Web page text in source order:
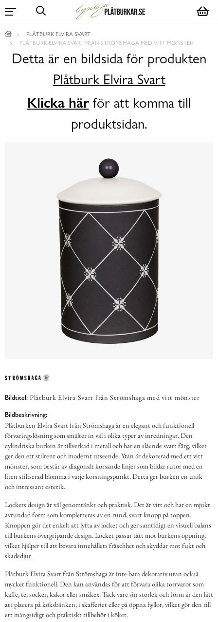
PLÅTBURK ELVIRA SVART
PLÅTBURK ELVIRA SVART FRÅN STRÖMSHAGA MED VITT MÖNSTER
Detta är en bildsida för produkten
Plåtburk Elvira Svart
Klicka härför att komma till
produktsidan.
Bildtitel: Plåtburk Elvira Svart från Strömshaga med vitt mönster
Bildbeskrivning:
Plåtburken Elvira Svart från Strömshaga är en elegant och funktionell
förvaringslösning som smälter in väl i olika typer av inredningar. Den
cylindriska burken är tillverkad i metall och har en slående svart färg, vilket
ger den ett stilrent och modernt utseende. Ytan är dekorerad med ett vitt
mönster, som består av diagonalt korsande linjer som bildar rutor med en
liten stiliserad blomma i varje korsningspunkt. Detta ger burken en unik
och intressant estetik.
Lockets design är väl genomtänkt och praktisk. Det är vitt och har en mjukt
avrundad form som kompletteras av en rund, svart knopp på toppen.
Knoppen gör det enkelt att lyfta av locket och ger samtidigt en visuell balans
till burkens övergripande design. Locket passar tätt mot burkens öppning,
vilket hjälper till att bevara innehållets fräschhet och skyddar mot fukt och
skadedjur.
Plåtburk Elvira Svart från Strömshaga är inte bara dekorativ utan också
mycket funktionell. Den kan användas för att förvara olika torrvaror som
kaffe, te, socker, kakor eller småkex. Tack vare sin storlek och form är den lätt
att placera på köksbänken, i skafferiet eller på öppna hyllor, vilket gör den till
ett mångsidigt och praktiskt tillbehör i köket.